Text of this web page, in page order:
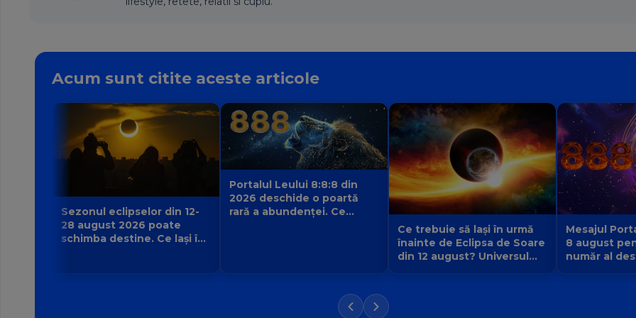
Acum sunt citite aceste articole
Sezonul eclipselor din 12-
28 august 2026 poate
schimba destine. Ce lași în
Portalul Leului 8:8:8 din
2026 deschide o poartă
rară a abundenței. Ce
Ce trebuie să lași în urmă
înainte de Eclipsa de Soare
din 12 august? Universul
Mesajul
8 august
număr al